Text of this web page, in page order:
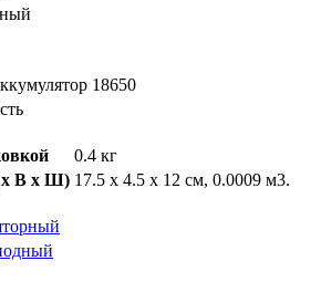
18650
0.4 кг
x В x Ш) 17.5 x 4.5 x 12 см, 0.0009 м3.